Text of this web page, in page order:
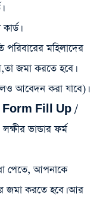
মহিলাদের
জমা করতে হবে।
আবেদন করা যাবে)।
Fill Up /
ভান্ডার ফর্ম
পেতে, আপনাকে
জমা করতে হবে। আর